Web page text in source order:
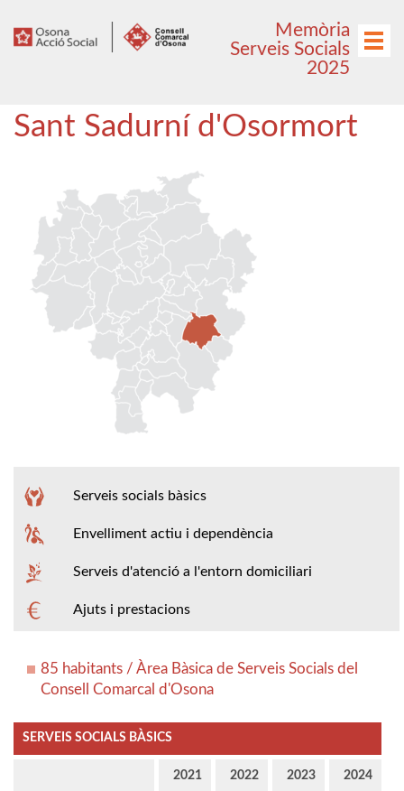
Menú
Memòria
Serveis Socials
2025
Sant Sadurní d'Osormort
Serveis socials bàsics
Envelliment actiu i dependència
Serveis d'atenció a l'entorn domiciliari
Ajuts i prestacions
85 habitants / Àrea Bàsica de Serveis Socials del
Consell Comarcal d'Osona
SERVEIS SOCIALS BÀSICS
2021 2022 2023 2024